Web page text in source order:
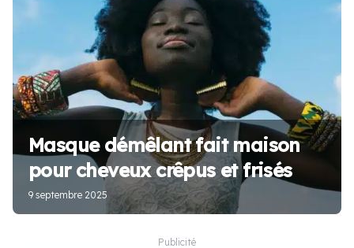
Masque démêlant fait maison
pour cheveux crêpus et frisés
9 septembre 2025